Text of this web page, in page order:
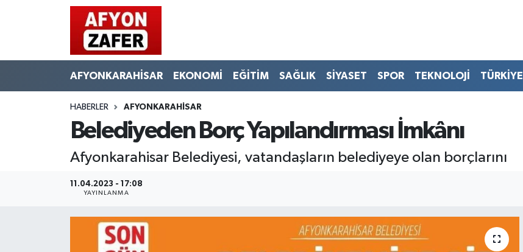
AFYONKARAHİSAR EKONOMİ EĞİTİM SAĞLIK SİYASET SPOR TEKNOLOJİ TÜRKİYE
HABERLER AFYONKARAHİSAR
Belediyeden Borç Yapılandırması İmkânı
Afyonkarahisar Belediyesi, vatandaşların belediyeye olan borçlarını
11.04.2023 - 17:08
YAYINLANMA